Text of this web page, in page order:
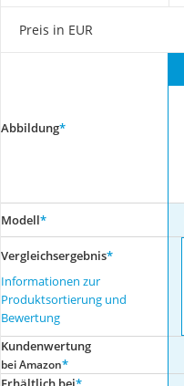
Preis in EUR
Abbildung*
Modell*
Vergleichsergebnis*
Informationen zur
Produktsortierung und
Bewertung
Kundenwertung
bei Amazon*